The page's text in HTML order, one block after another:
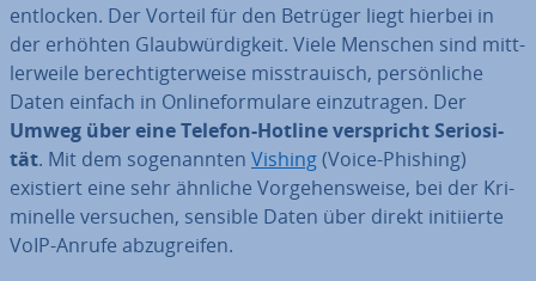
entlocken. Der Vorteil für den Betrüger liegt hierbei in
der erhöhten Glaub­wür­dig­keit. Viele Menschen sind mitt­
ler­wei­le be­rech­tig­ter­wei­se miss­trau­isch, per­sön­li­che
Daten einfach in On­line­for­mu­la­re ein­zu­tra­gen. Der
Umweg über eine Telefon-Hotline ver­spricht Se­rio­si­
tät. Mit dem so­ge­nann­ten Vishing(Voice-Phishing)
existiert eine sehr ähnliche Vor­ge­hens­wei­se, bei der Kri­
mi­nel­le versuchen, sensible Daten über direkt in­iti­ier­te
VoIP-Anrufe ab­zu­grei­fen.